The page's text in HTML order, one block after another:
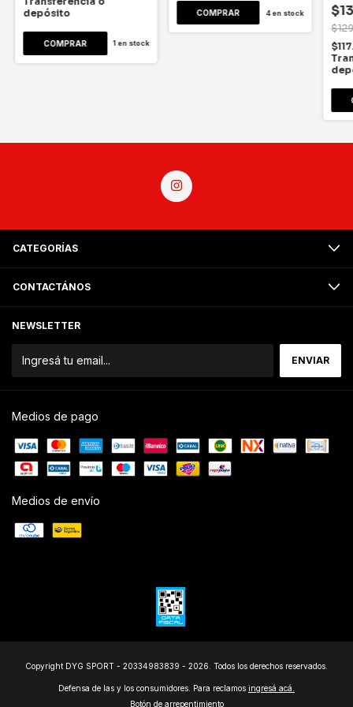
depósito
COMPRAR 1en stock
COMPRAR 4en stock
CATEGORÍAS
CONTACTÁNOS
NEWSLETTER
Medios de pago
Medios de envío
Copyright DYG SPORT - 20334983839 - 2026. Todos los derechos reservados.
Defensa de las y los consumidores. Para reclamos ingresá acá.
Botón de arrepentimiento